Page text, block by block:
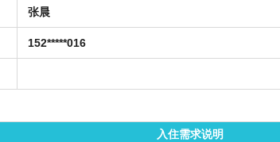
张晨
152*****016
入住需求说明